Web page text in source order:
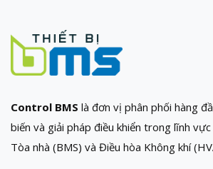
Control BMS là đơn vị phân phối hàng
biến và giải pháp điều khiển trong lĩnh
Tòa nhà (BMS) và Điều hòa Không khí